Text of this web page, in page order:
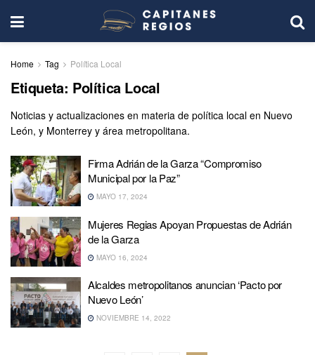
Home Tag Política Local
Etiqueta: Política Local
Noticias y actualizaciones en materia de política local en Nuevo
León, y Monterrey y área metropolitana.
Firma Adrián de la Garza “Compromiso
Municipal por la Paz”
MAYO 17, 2024
Mujeres Regias Apoyan Propuestas de Adrián
de la Garza
MAYO 16, 2024
Alcaldes metropolitanos anuncian ‘Pacto por
Nuevo León’
NOVIEMBRE 14, 2022